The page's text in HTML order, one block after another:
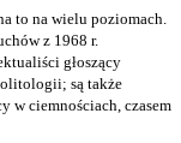
to na wielu poziomach.
z 1968 r.
głoszący
są także
w ciemnościach, czasem